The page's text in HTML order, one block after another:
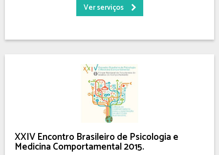
Ver serviços
XXIV Encontro Brasileiro de Psicologia e
Medicina Comportamental 2015.